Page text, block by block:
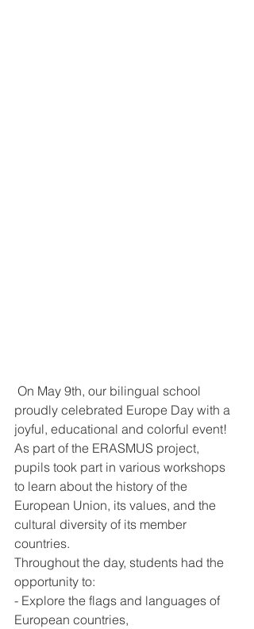
proudly celebrated Europe Day with a
joyful, educational and colorful event!
As part of the ERASMUS project,
pupils took part in various workshops
to learn about the history of the
European Union, its values, and the
cultural diversity of its member
countries.
Throughout the day, students had the
opportunity to:
- Explore the flags and languages of
European countries,